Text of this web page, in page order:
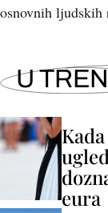
osnovnih ljudskih
U
eura